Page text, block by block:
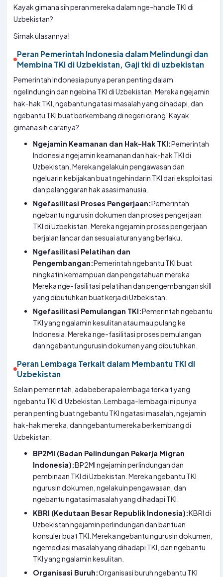
Kayak gimana sih peran mereka dalam nge-handle TKI di
Uzbekistan?
Simak ulasannya!
Peran Pemerintah Indonesia dalam Melindungi dan
Membina TKI di Uzbekistan, Gaji tki di uzbekistan
Pemerintah Indonesia punya peran penting dalam
ngelindungin dan ngebina TKI di Uzbekistan. Mereka ngejamin
hak-hak TKI, ngebantu ngatasi masalah yang dihadapi, dan
ngebantu TKI buat berkembang di negeri orang. Kayak
gimana sih caranya?
Ngejamin Keamanan dan Hak-Hak TKI:Pemerintah
Indonesia ngejamin keamanan dan hak-hak TKI di
Uzbekistan. Mereka ngelakuin pengawasan dan
ngeluarin kebijakan buat ngehindarin TKI dari eksploitasi
dan pelanggaran hak asasi manusia.
Ngefasilitasi Proses Pengerjaan:Pemerintah
ngebantu ngurusin dokumen dan proses pengerjaan
TKI di Uzbekistan. Mereka ngejamin proses pengerjaan
berjalan lancar dan sesuai aturan yang berlaku.
Ngefasilitasi Pelatihan dan
Pengembangan:Pemerintah ngebantu TKI buat
ningkatin kemampuan dan pengetahuan mereka.
Mereka nge-fasilitasi pelatihan dan pengembangan skill
yang dibutuhkan buat kerja di Uzbekistan.
Ngefasilitasi Pemulangan TKI:Pemerintah ngebantu
TKI yang ngalamin kesulitan atau mau pulang ke
Indonesia. Mereka nge-fasilitasi proses pemulangan
dan ngebantu ngurusin dokumen yang dibutuhkan.
Peran Lembaga Terkait dalam Membantu TKI di
Uzbekistan
Selain pemerintah, ada beberapa lembaga terkait yang
ngebantu TKI di Uzbekistan. Lembaga-lembaga ini punya
peran penting buat ngebantu TKI ngatasi masalah, ngejamin
hak-hak mereka, dan ngebantu mereka berkembang di
Uzbekistan.
BP2MI (Badan Pelindungan Pekerja Migran
Indonesia):BP2MI ngejamin perlindungan dan
pembinaan TKI di Uzbekistan. Mereka ngebantu TKI
ngurusin dokumen, ngelakuin pengawasan, dan
ngebantu ngatasi masalah yang dihadapi TKI.
KBRI (Kedutaan Besar Republik Indonesia):KBRI di
Uzbekistan ngejamin perlindungan dan bantuan
konsuler buat TKI. Mereka ngebantu ngurusin dokumen,
ngemediasi masalah yang dihadapi TKI, dan ngebantu
TKI yang ngalamin kesulitan.
Organisasi Buruh:Organisasi buruh ngebantu TKI